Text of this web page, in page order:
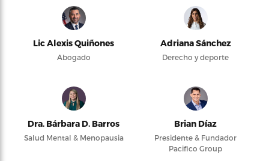
Lic Alexis Quiñones
Abogado
Adriana Sánchez
Derecho y deporte
Dra. Bárbara D. Barros
Salud Mental & Menopausia
Brian Díaz
Presidente & Fundador
Pacifico Group